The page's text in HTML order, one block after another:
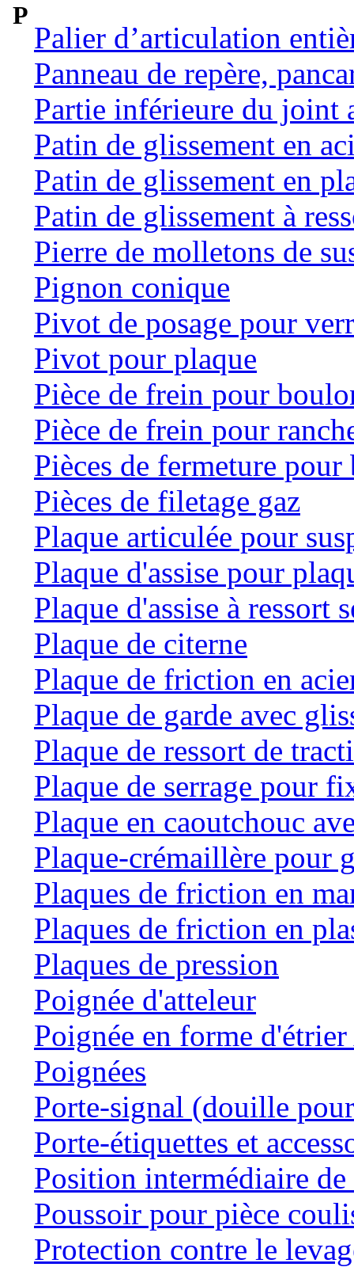
P
Palier d’articulation
Panneau de repère,
Partie inférieure du joint
Patin de glissement en
Patin de glissement en
Patin de glissement à
Pierre de molletons de
Pignon conique
Pivot de posage pour
Pivot pour plaque
Pièce de frein pour
Pièce de frein pour
Pièces de fermeture
Pièces de filetage gaz
Plaque articulée pour
Plaque d'assise pour
Plaque d'assise à ressort
Plaque de citerne
Plaque de friction en
Plaque de garde avec
Plaque de ressort de
Plaque de serrage pour
Plaque en caoutchouc
Plaque-crémaillère pour
Plaques de friction en
Plaques de friction en
Plaques de pression
Poignée d'atteleur
Poignée en forme
Poignées
Porte-signal (douille
Porte-étiquettes et
Position intermédiaire
Poussoir pour pièce
Protection contre le